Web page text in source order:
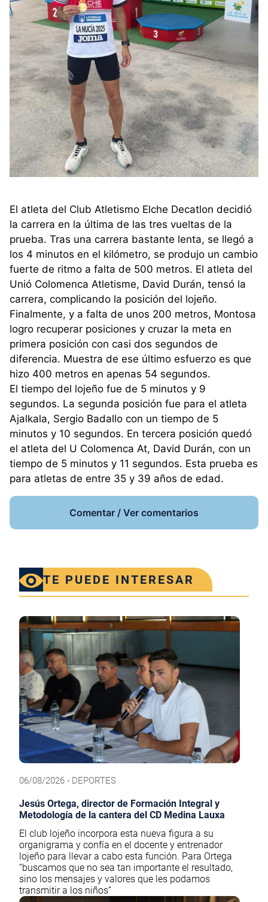
El atleta del Club Atletismo Elche Decatlon decidió
la carrera en la última de las tres vueltas de la
prueba. Tras una carrera bastante lenta, se llegó a
los 4 minutos en el kilómetro, se produjo un cambio
fuerte de ritmo a falta de 500 metros. El atleta del
Unió Colomenca Atletisme, David Durán, tensó la
carrera, complicando la posición del lojeño.
Finalmente, y a falta de unos 200 metros, Montosa
logro recuperar posiciones y cruzar la meta en
primera posición con casi dos segundos de
diferencia. Muestra de ese último esfuerzo es que
hizo 400 metros en apenas 54 segundos.
El tiempo del lojeño fue de 5 minutos y 9
segundos. La segunda posición fue para el atleta
Ajalkala, Sergio Badallo con un tiempo de 5
minutos y 10 segundos. En tercera posición quedó
el atleta del U Colomenca At, David Durán, con un
tiempo de 5 minutos y 11 segundos. Esta prueba es
para atletas de entre 35 y 39 años de edad.
Comentar / Ver comentarios
TE PUEDE INTERESAR
06/08/2026 - DEPORTES
Jesús Ortega, director de Formación Integral y
Metodología de la cantera del CD Medina Lauxa
El club lojeño incorpora esta nueva figura a su
organigrama y confía en el docente y entrenador
lojeño para llevar a cabo esta función. Para Ortega
“buscamos que no sea tan importante el resultado,
sino los mensajes y valores que les podamos
transmitir a los niños”